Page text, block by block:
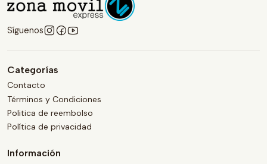
Síguenos
Categorías
Contacto
Términos y Condiciones
Politica de reembolso
Política de privacidad
Información